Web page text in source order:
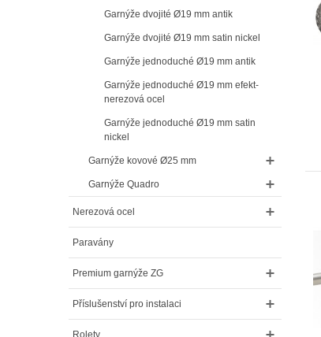
Garnýže dvojité Ø19 mm antik
Garnýže dvojité Ø19 mm satin nickel
Garnýže jednoduché Ø19 mm antik
Garnýže jednoduché Ø19 mm efekt-
nerezová ocel
Garnýže jednoduché Ø19 mm satin
nickel
Garnýže kovové Ø25 mm
Garnýže Quadro
Nerezová ocel
Paravány
Premium garnýže ZG
Příslušenství pro instalaci
Rolety